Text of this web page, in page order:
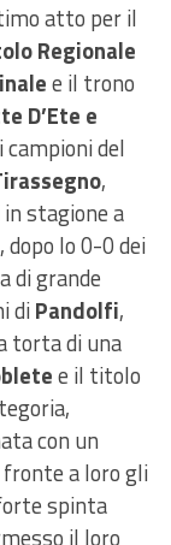
atto per il
Regionale
e il trono
D’Ete e
del
,
stagione a
dopo lo 0-0 dei
di grande
diPandolfi,
torta di una
e il titolo
con un
a loro gli
spinta
il loro